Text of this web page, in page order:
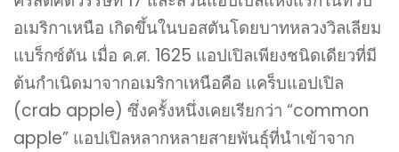
อเมริกาเหนือ เกิดขึ้นในบอสตันโดยบาทหลวงวิลเลียม
แบร็กซ์ตัน เมื่อ ค.ศ. 1625 แอปเปิลเพียงชนิดเดียวที่มี
ต้นกำเนิดมาจากอเมริกาเหนือคือ แคร็บแอปเปิล
(crab apple) ซึ่งครั้งหนึ่งเคยเรียกว่า “common
apple” แอปเปิลหลากหลายสายพันธุ์ที่นำเข้าจาก